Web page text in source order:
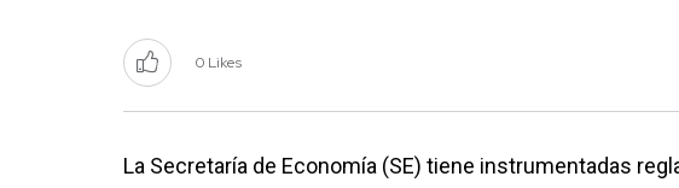
0 Likes
La Secretaría de Economía (SE) tiene instrumentadas